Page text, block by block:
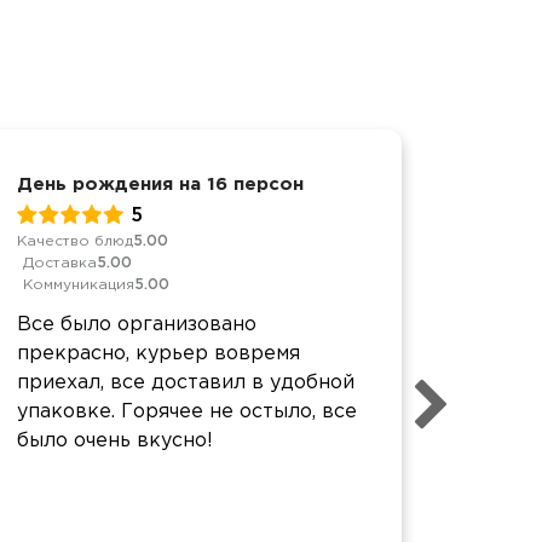
День рождения на 16 персон
5
Качество блюд5.00
Доставка5.00
Коммуникация5.00
Все было организовано
прекрасно, курьер вовремя
приехал, все доставил в удобной
упаковке. Горячее не остыло, все
было очень вкусно!